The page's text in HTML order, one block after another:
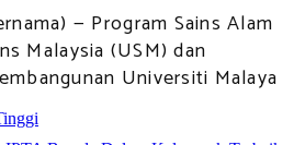
— Program Sains Alam
Malaysia (USM) dan
Universiti Malaya